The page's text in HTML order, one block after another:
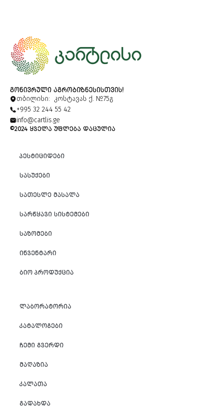
ᲒᲝᲜᲘᲕᲠᲣᲚᲘ ᲐᲒᲠᲝᲑᲘᲖᲜᲔᲡᲘᲡᲗᲕᲘᲡ!
თბილისი: კოსტავას ქ. №75გ
+995 32 244 55 42
info@cartlis.ge
©2024 ᲧᲕᲔᲚᲐ ᲣᲤᲚᲔᲑᲐ ᲓᲐᲪᲣᲚᲘᲐ
ᲞᲔᲡᲢᲘᲪᲘᲓᲔᲑᲘ
ᲡᲐᲡᲣᲥᲔᲑᲘ
ᲡᲐᲗᲔᲡᲚᲔ ᲛᲐᲡᲐᲚᲐ
ᲡᲐᲠᲬᲧᲐᲕᲘ ᲡᲘᲡᲢᲔᲛᲔᲑᲘ
ᲡᲐᲖᲝᲛᲔᲑᲘ
ᲘᲜᲕᲔᲜᲢᲐᲠᲘ
ᲑᲘᲝ ᲞᲠᲝᲓᲣᲥᲪᲘᲐ
ᲚᲐᲑᲝᲠᲐᲢᲝᲠᲘᲐ
ᲙᲐᲢᲐᲚᲝᲒᲔᲑᲘ
ᲩᲔᲛᲘ ᲒᲕᲔᲠᲓᲘ
ᲛᲐᲦᲐᲖᲘᲐ
ᲙᲐᲚᲐᲗᲐ
ᲒᲐᲓᲐᲮᲓᲐ